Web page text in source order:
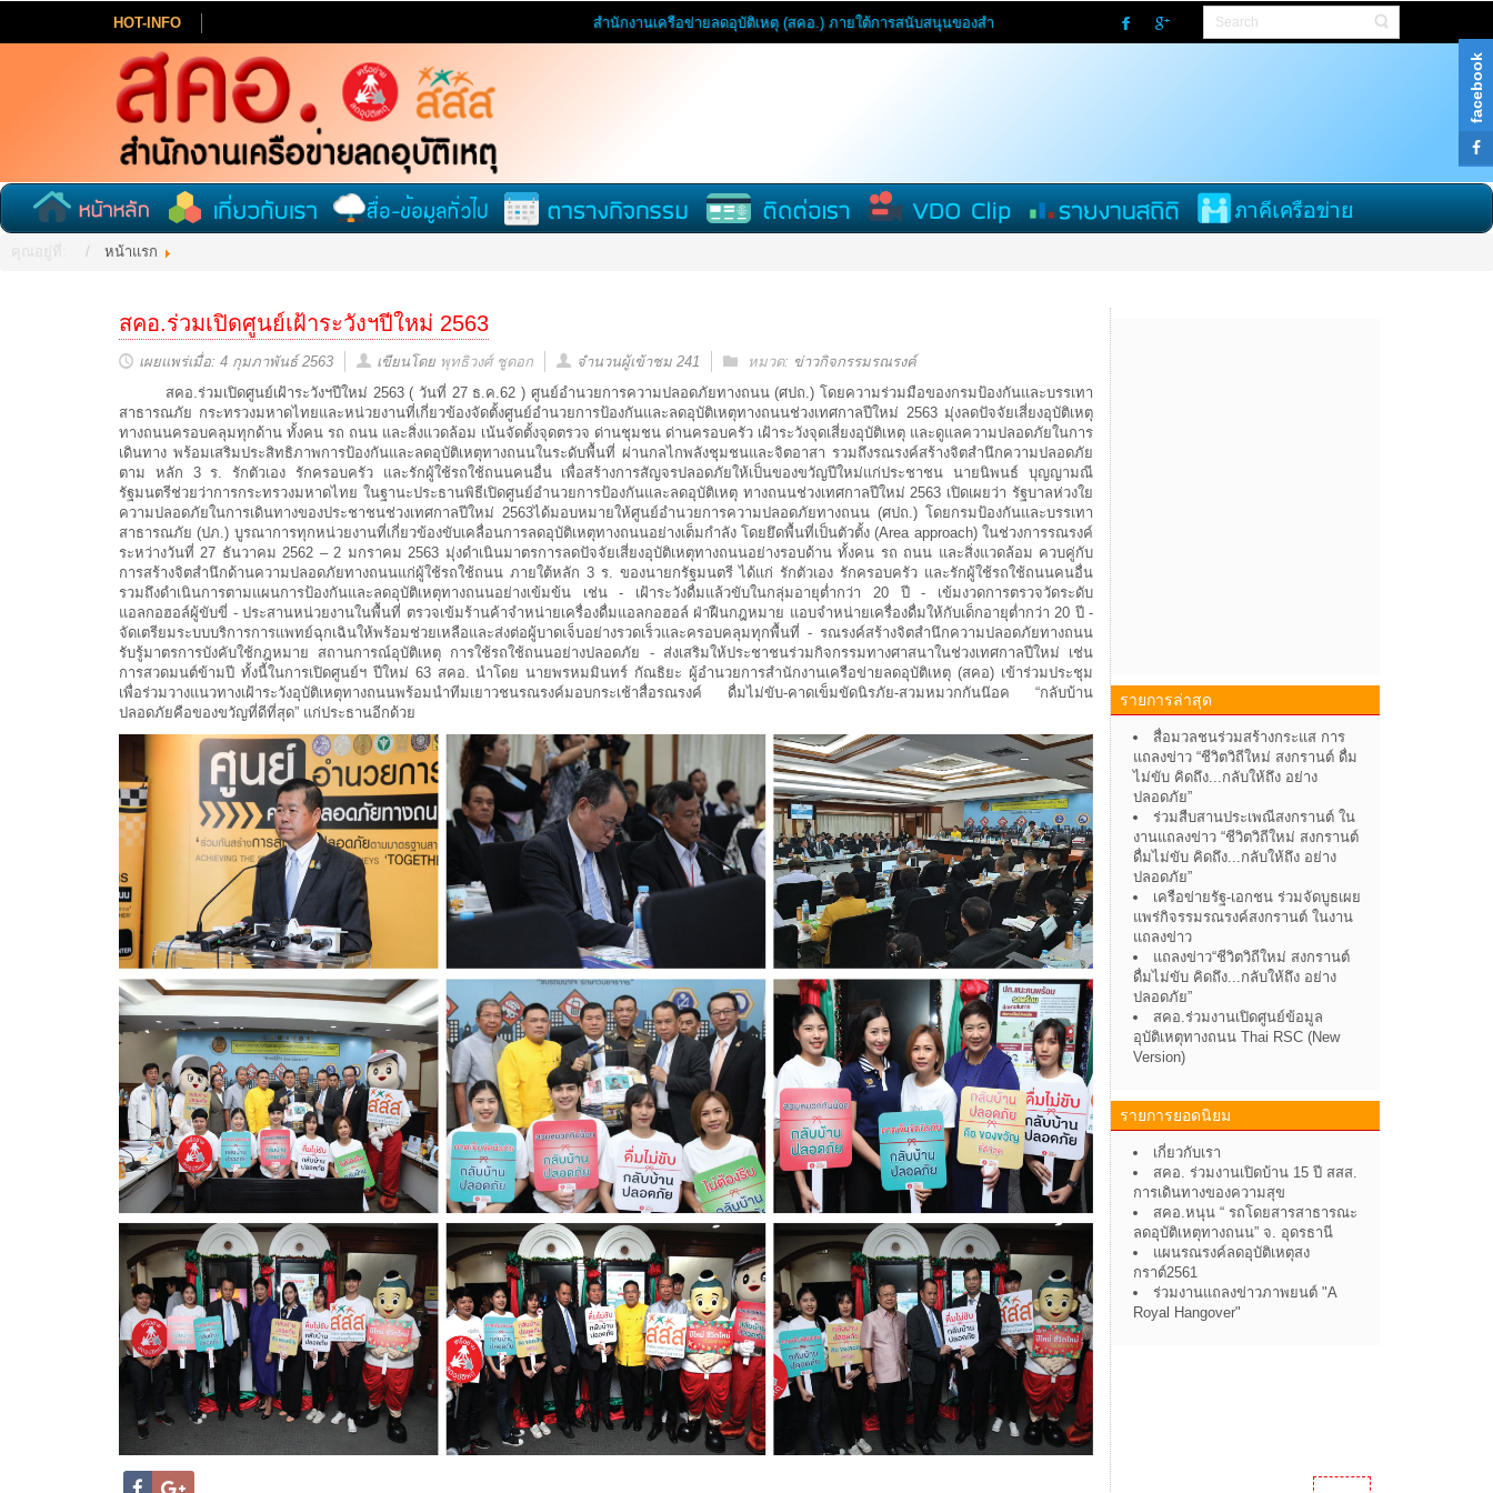
HOT-INFO สำนักงานเครือข่ายลดอุบัติเหตุ (สคอ.) ภายใต้การสนับสนุนของสำนักงานกองทุนสนับสนุนการสร้างเสริมสุขภาพ (สสส.) ---------- ตั้งสติ..ก่อนสตาร์ท
facebook
คุณอยู่ที่: หน้าแรก
สคอ.ร่วมเปิดศูนย์เฝ้าระวังฯปีใหม่ 2563
เผยแพร่เมื่อ: 4 กุมภาพันธ์ 2563 เขียนโดย พุทธิวงศ์ ชูดอก จำนวนผู้เข้าชม 241 หมวด: ข่าวกิจกรรมรณรงค์
สคอ.ร่วมเปิดศูนย์เฝ้าระวังฯปีใหม่ 2563 ( วันที่ 27 ธ.ค.62 ) ศูนย์อำนวยการความปลอดภัยทางถนน (ศปถ.) โดยความร่วมมือของกรมป้องกันและบรรเทา
สาธารณภัย กระทรวงมหาดไทยและหน่วยงานที่เกี่ยวข้องจัดตั้งศูนย์อำนวยการป้องกันและลดอุบัติเหตุทางถนนช่วงเทศกาลปีใหม่ 2563 มุ่งลดปัจจัยเสี่ยงอุบัติเหตุ
ทางถนนครอบคลุมทุกด้าน ทั้งคน รถ ถนน และสิ่งแวดล้อม เน้นจัดตั้งจุดตรวจ ด่านชุมชน ด่านครอบครัว เฝ้าระวังจุดเสี่ยงอุบัติเหตุ และดูแลความปลอดภัยในการ
เดินทาง พร้อมเสริมประสิทธิภาพการป้องกันและลดอุบัติเหตุทางถนนในระดับพื้นที่ ผ่านกลไกพลังชุมชนและจิตอาสา รวมถึงรณรงค์สร้างจิตสำนึกความปลอดภัย
ตาม หลัก 3 ร. รักตัวเอง รักครอบครัว และรักผู้ใช้รถใช้ถนนคนอื่น เพื่อสร้างการสัญจรปลอดภัยให้เป็นของขวัญปีใหม่แก่ประชาชน นายนิพนธ์ บุญญามณี
รัฐมนตรีช่วยว่าการกระทรวงมหาดไทย ในฐานะประธานพิธีเปิดศูนย์อำนวยการป้องกันและลดอุบัติเหตุ ทางถนนช่วงเทศกาลปีใหม่ 2563 เปิดเผยว่า รัฐบาลห่วงใย
ความปลอดภัยในการเดินทางของประชาชนช่วงเทศกาลปีใหม่ 2563ได้มอบหมายให้ศูนย์อำนวยการความปลอดภัยทางถนน (ศปถ.) โดยกรมป้องกันและบรรเทา
สาธารณภัย (ปภ.) บูรณาการทุกหน่วยงานที่เกี่ยวข้องขับเคลื่อนการลดอุบัติเหตุทางถนนอย่างเต็มกำลัง โดยยึดพื้นที่เป็นตัวตั้ง (Area approach) ในช่วงการรณรงค์
ระหว่างวันที่ 27 ธันวาคม 2562 – 2 มกราคม 2563 มุ่งดำเนินมาตรการลดปัจจัยเสี่ยงอุบัติเหตุทางถนนอย่างรอบด้าน ทั้งคน รถ ถนน และสิ่งแวดล้อม ควบคู่กับ
การสร้างจิตสำนึกด้านความปลอดภัยทางถนนแก่ผู้ใช้รถใช้ถนน ภายใต้หลัก 3 ร. ของนายกรัฐมนตรี ได้แก่ รักตัวเอง รักครอบครัว และรักผู้ใช้รถใช้ถนนคนอื่น
รวมถึงดำเนินการตามแผนการป้องกันและลดอุบัติเหตุทางถนนอย่างเข้มข้น เช่น - เฝ้าระวังดื่มแล้วขับในกลุ่มอายุต่ำกว่า 20 ปี - เข้มงวดการตรวจวัดระดับ
แอลกอฮอล์ผู้ขับขี่ - ประสานหน่วยงานในพื้นที่ ตรวจเข้มร้านค้าจำหน่ายเครื่องดื่มแอลกอฮอล์ ฝ่าฝืนกฎหมาย แอบจำหน่ายเครื่องดื่มให้กับเด็กอายุต่ำกว่า 20 ปี -
จัดเตรียมระบบบริการการแพทย์ฉุกเฉินให้พร้อมช่วยเหลือและส่งต่อผู้บาดเจ็บอย่างรวดเร็วและครอบคลุมทุกพื้นที่ - รณรงค์สร้างจิตสำนึกความปลอดภัยทางถนน
รับรู้มาตรการบังคับใช้กฎหมาย สถานการณ์อุบัติเหตุ การใช้รถใช้ถนนอย่างปลอดภัย - ส่งเสริมให้ประชาชนร่วมกิจกรรมทางศาสนาในช่วงเทศกาลปีใหม่ เช่น
การสวดมนต์ข้ามปี ทั้งนี้ในการเปิดศูนย์ฯ ปีใหม่ 63 สคอ. นำโดย นายพรหมมินทร์ กัณธิยะ ผู้อำนวยการสำนักงานเครือข่ายลดอุบัติเหตุ (สคอ) เข้าร่วมประชุม
เพื่อร่วมวางแนวทางเฝ้าระวังอุบัติเหตุทางถนนพร้อมนำทีมเยาวชนรณรงค์มอบกระเช้าสื่อรณรงค์ ดื่มไม่ขับ-คาดเข็มขัดนิรภัย-สวมหมวกกันน๊อค “กลับบ้าน
ปลอดภัยคือของขวัญที่ดีที่สุด” แก่ประธานอีกด้วย
รายการล่าสุด
สื่อมวลชนร่วมสร้างกระแส การ
แถลงข่าว “ชีวิตวิถีใหม่ สงกรานต์ ดื่ม
ไม่ขับ คิดถึง...กลับให้ถึง อย่าง
ปลอดภัย”
ร่วมสืบสานประเพณีสงกรานต์ ใน
งานแถลงข่าว “ชีวิตวิถีใหม่ สงกรานต์
ดื่มไม่ขับ คิดถึง...กลับให้ถึง อย่าง
ปลอดภัย”
เครือข่ายรัฐ-เอกชน ร่วมจัดบูธเผย
แพร่กิจรรมรณรงค์สงกรานต์ ในงาน
แถลงข่าว
แถลงข่าว“ชีวิตวิถีใหม่ สงกรานต์
ดื่มไม่ขับ คิดถึง...กลับให้ถึง อย่าง
ปลอดภัย”
สคอ.ร่วมงานเปิดศูนย์ข้อมูล
อุบัติเหตุทางถนน Thai RSC (New
Version)
รายการยอดนิยม
เกี่ยวกับเรา
สคอ. ร่วมงานเปิดบ้าน 15 ปี สสส.
การเดินทางของความสุข
สคอ.หนุน “ รถโดยสารสาธารณะ
ลดอุบัติเหตุทางถนน” จ. อุดรธานี
แผนรณรงค์ลดอุบัติเหตุสง
กราต์2561
ร่วมงานแถลงข่าวภาพยนต์ "A
Royal Hangover"